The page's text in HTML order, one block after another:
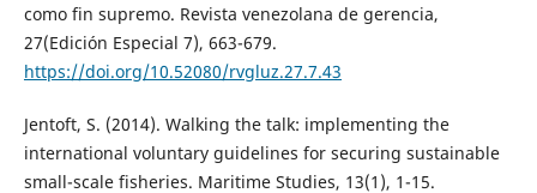
como fin supremo. Revista venezolana de gerencia,
27(Edición Especial 7), 663-679.
https://doi.org/10.52080/rvgluz.27.7.43
Jentoft, S. (2014). Walking the talk: implementing the
international voluntary guidelines for securing sustainable
small-scale fisheries. Maritime Studies, 13(1), 1-15.